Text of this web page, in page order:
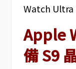
Watch Ultra
Apple
備 S9